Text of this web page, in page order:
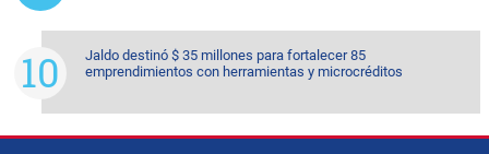
Jaldo destinó $ 35 millones para fortalecer 85
emprendimientos con herramientas y microcréditos